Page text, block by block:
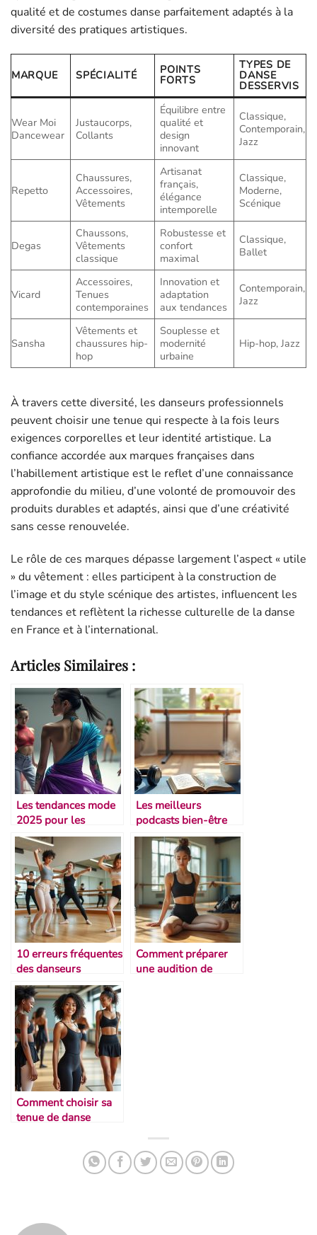
qualité et de costumes danse parfaitement adaptés à la
diversité des pratiques artistiques.
MARQUE SPÉCIALITÉ POINTS
FORTS
TYPES DE
DANSE
DESSERVIS
Wear Moi
Dancewear
Justaucorps,
Collants
Équilibre entre
qualité et
design
innovant
Classique,
Contemporain,
Jazz
Repetto
Chaussures,
Accessoires,
Vêtements
Artisanat
français,
élégance
intemporelle
Classique,
Moderne,
Scénique
Degas
Chaussons,
Vêtements
classique
Robustesse et
confort
maximal
Classique,
Ballet
Vicard
Accessoires,
Tenues
contemporaines
Innovation et
adaptation
aux tendances
Contemporain,
Jazz
Sansha
Vêtements et
chaussures hip-
hop
Souplesse et
modernité
urbaine
Hip-hop, Jazz
À travers cette diversité, les danseurs professionnels
peuvent choisir une tenue qui respecte à la fois leurs
exigences corporelles et leur identité artistique. La
confiance accordée aux marques françaises dans
l’habillement artistique est le reflet d’une connaissance
approfondie du milieu, d’une volonté de promouvoir des
produits durables et adaptés, ainsi que d’une créativité
sans cesse renouvelée.
Le rôle de ces marques dépasse largement l’aspect « utile
» du vêtement : elles participent à la construction de
l’image et du style scénique des artistes, influencent les
tendances et reflètent la richesse culturelle de la danse
en France et à l’international.
Articles Similaires :
Les tendances mode
2025 pour les
danseurs et artistes
Les meilleurs
podcasts bien-être
pour danseurs
10 erreurs fréquentes
des danseurs
débutants
Comment préparer
une audition de
Comment choisir sa
tenue de danse